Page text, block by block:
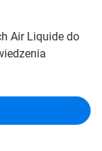
Air Liquide do